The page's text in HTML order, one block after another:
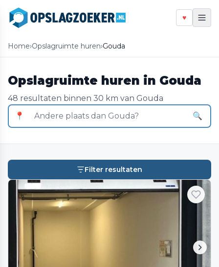
♥
Home›Opslagruimte huren›Gouda
Opslagruimte huren in Gouda
48 resultaten binnen 30 km van Gouda
📍
🔍
Filter resultaten